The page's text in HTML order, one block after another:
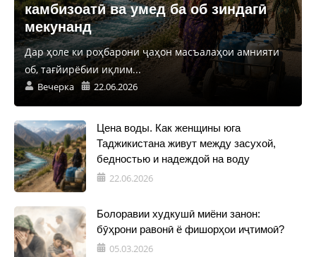
камбизоатӣ ва умед ба об зиндагӣ
мекунанд
Дар ҳоле ки роҳбарони ҷаҳон масъалаҳои амнияти
об, тағйирёбии иқлим...
Вечерка 22.06.2026
Цена воды. Как женщины юга
Таджикистана живут между засухой,
бедностью и надеждой на воду
22.06.2026
Болоравии худкушӣ миёни занон:
бӯҳрони равонӣ ё фишорҳои иҷтимоӣ?
05.03.2026